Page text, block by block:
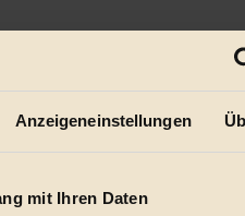
Anzeigeneinstellungen
mit Ihren Daten
Lebensstil und bewussten
wachsenden Markt des